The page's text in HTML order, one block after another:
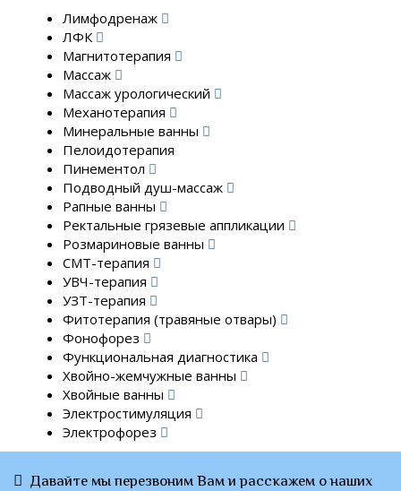
Лимфодренаж
ЛФК
Магнитотерапия
Массаж
Массаж урологический
Механотерапия
Минеральные ванны
Пелоидотерапия
Пинементол
Подводный душ-массаж
Рапные ванны
Ректальные грязевые аппликации
Розмариновые ванны
СМТ-терапия
УВЧ-терапия
УЗТ-терапия
Фитотерапия (травяные отвары)
Фонофорез
Функциональная диагностика
Хвойно-жемчужные ванны
Хвойные ванны
Электростимуляция
Электрофорез
Давайте мы перезвоним Вам и расскажем о наших